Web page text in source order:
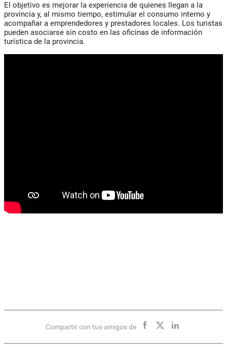
El objetivo es mejorar la experiencia de quienes llegan a la
provincia y, al mismo tiempo, estimular el consumo interno y
acompañar a emprendedores y prestadores locales. Los turistas
pueden asociarse sin costo en las oficinas de información
turística de la provincia.
Compartir con tus amigos de